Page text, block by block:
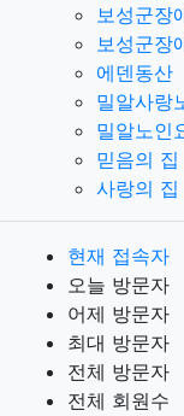
보성군장
보성군장
에덴동산
밀알사랑
밀알노인
믿음의 집
사랑의 집
현재 접속자
오늘 방문자
어제 방문자
최대 방문자
전체 방문자
전체 회원수